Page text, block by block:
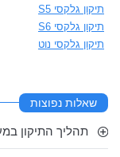
תיקון גלקסי S5
תיקון גלקסי S6
תיקון גלקסי נוט
שאלות נפוצות
תהליך התיקון